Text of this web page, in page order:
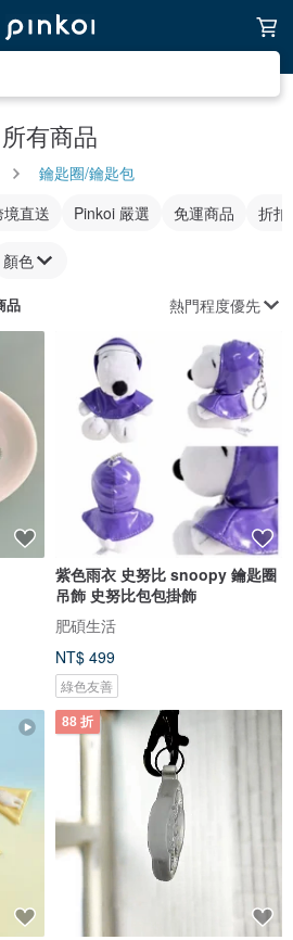
所有商品
鑰匙圈/鑰匙包
直送 Pinkoi 嚴選 免運商品 折扣
顏色
品 熱門程度優先
紫色雨衣 史努比 snoopy 鑰匙圈
吊飾 史努比包包掛飾
肥碩生活
NT$ 499
綠色友善
88 折